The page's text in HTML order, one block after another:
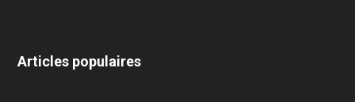
Articles populaires